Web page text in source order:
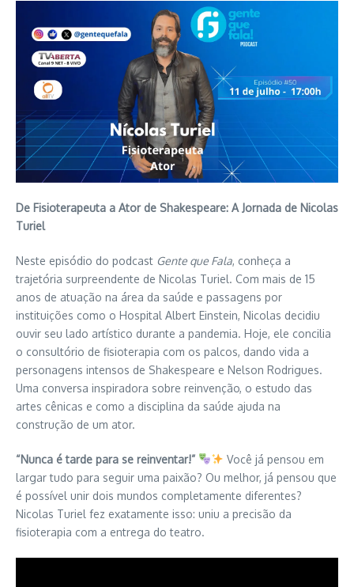
De Fisioterapeuta a Ator de Shakespeare: A Jornada de Nicolas
Turiel
Neste episódio do podcast Gente que Fala, conheça a
trajetória surpreendente de Nicolas Turiel. Com mais de 15
anos de atuação na área da saúde e passagens por
instituições como o Hospital Albert Einstein, Nicolas decidiu
ouvir seu lado artístico durante a pandemia. Hoje, ele concilia
o consultório de fisioterapia com os palcos, dando vida a
personagens intensos de Shakespeare e Nelson Rodrigues.
Uma conversa inspiradora sobre reinvenção, o estudo das
artes cênicas e como a disciplina da saúde ajuda na
construção de um ator.
“Nunca é tarde para se reinventar!”
Você já pensou em
largar tudo para seguir uma paixão? Ou melhor, já pensou que
é possível unir dois mundos completamente diferentes?
Nicolas Turiel fez exatamente isso: uniu a precisão da
fisioterapia com a entrega do teatro.